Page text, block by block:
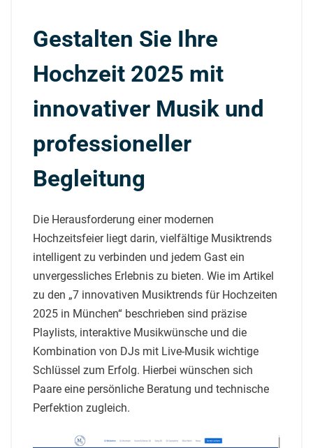
Gestalten Sie Ihre
Hochzeit 2025 mit
innovativer Musik und
professioneller
Begleitung
Die Herausforderung einer modernen
Hochzeitsfeier liegt darin, vielfältige Musiktrends
intelligent zu verbinden und jedem Gast ein
unvergessliches Erlebnis zu bieten. Wie im Artikel
zu den „7 innovativen Musiktrends für Hochzeiten
2025 in München“ beschrieben sind präzise
Playlists, interaktive Musikwünsche und die
Kombination von DJs mit Live-Musik wichtige
Schlüssel zum Erfolg. Hierbei wünschen sich
Paare eine persönliche Beratung und technische
Perfektion zugleich.